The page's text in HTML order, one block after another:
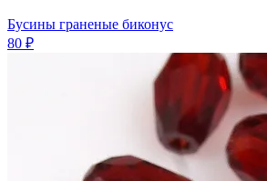
Бусины граненые биконус
80 ₽